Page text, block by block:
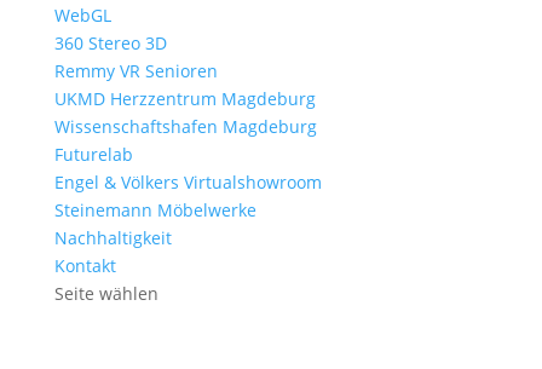
WebGL
360 Stereo 3D
Remmy VR Senioren
UKMD Herzzentrum Magdeburg
Wissenschaftshafen Magdeburg
Futurelab
Engel & Völkers Virtualshowroom
Steinemann Möbelwerke
Nachhaltigkeit
Kontakt
Seite wählen